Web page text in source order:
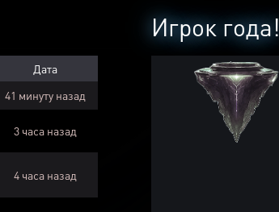
Игрок года!
Дата
41 минуту назад
3 часа назад
4 часа назад